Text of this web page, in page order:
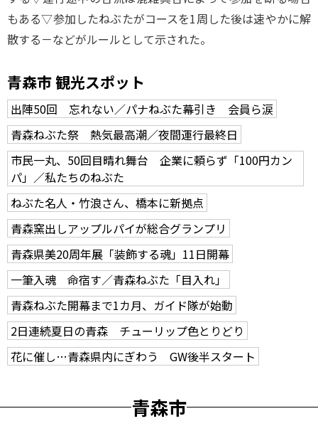
もある▽参加したねぶたがコースを1周した後は速やかに解
散する－などがルールとして示された。
青森市 観光スポット
出陣50回 忘れない／パナねぶた幕引き 会員ら涙
青森ねぶた祭 熱気最高潮／夜間運行最終日
市民一丸、50回目晴れ舞台 企業に頼らず「100円カン
パ」／私たちのねぶた
ねぶた名人・竹浪さん、橋本に新拠点
青森窯出しアップルパイが総合グランプリ
青森県美20周年展「装飾する魂」11日開幕
一筆入魂 命宿す／青森ねぶた「目入れ」
青森ねぶた開幕まで1カ月、ガイド隊が始動
2日連続夏日の青森 チューリップ色とりどり
花に催し…青森県内にぎわう GW後半スタート
青森市